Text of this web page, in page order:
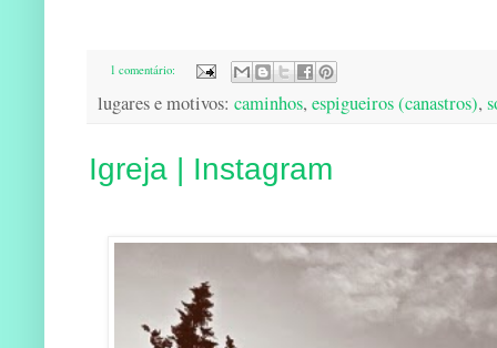
1 comentário:
lugares e motivos: caminhos, espigueiros (canastros),
Igreja | Instagram